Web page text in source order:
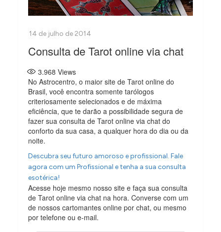
Consulta de Tarot online via chat
3.968 Views
No Astrocentro, o maior site de Tarot online do
Brasil, você encontra somente tarólogos
criteriosamente selecionados e de máxima
eficiência, que te darão a possibilidade segura de
fazer sua consulta de Tarot online via chat do
conforto da sua casa, a qualquer hora do dia ou da
noite.
Descubra seu futuro amoroso e profissional. Fale
agora com um Profissional e tenha a sua consulta
esotérica!
Acesse hoje mesmo nosso site e faça sua consulta
de Tarot online via chat na hora. Converse com um
de nossos cartomantes online por chat, ou mesmo
por telefone ou e-mail.